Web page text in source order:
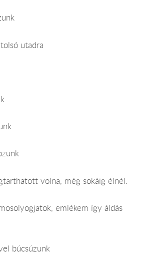
utadra
volna, még sokáig élnél.
emlékem így áldás
búcsúzunk